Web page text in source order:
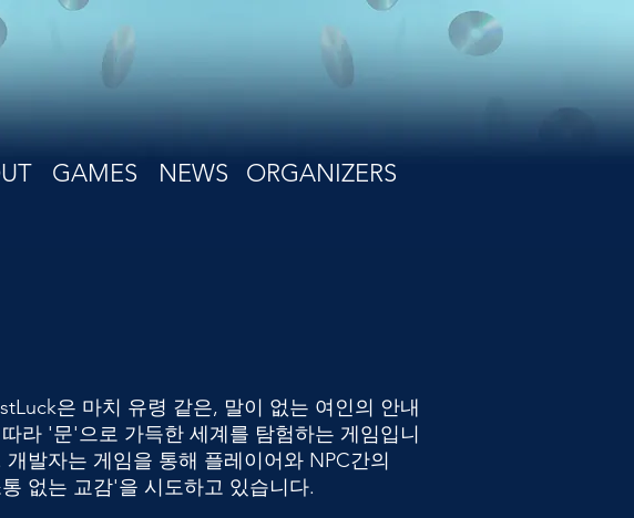
GAMES NEWS ORGANIZERS
은 마치 유령 같은, 말이 없는 여인의 안내
라 '문'으로 가득한 세계를 탐험하는 게임입니
개발자는 게임을 통해 플레이어와 NPC간의
없는 교감'을 시도하고 있습니다.